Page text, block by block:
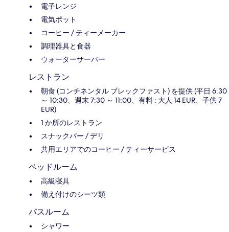
電子レンジ
電気ポット
コーヒー / ティーメーカー
調理器具と食器
ウォーターサーバー
レストラン
朝食 (コンチネンタル ブレックファスト) を提供 (平日 6:30
～ 10:30、週末 7:30 ～ 11:00、有料 : 大人 14 EUR、子供 7
EUR)
1 か所のレストラン
スナックバー / デリ
共用エリアでのコーヒー / ティーサービス
ベッドルーム
高級寝具
備え付けのシーツ類
バスルーム
シャワー